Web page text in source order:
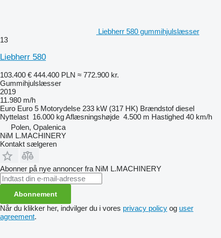
Liebherr 580 gummihjulslæsser
13
Liebherr 580
103.400 € 444.400 PLN ≈ 772.900 kr.
Gummihjulslæsser
2019
11.980 m/h
Euro Euro 5 Motorydelse 233 kW (317 HK) Brændstof diesel
Nyttelast 16.000 kgAflæsningshøjde 4.500 m Hastighed 40 km/h
Polen, Opalenica
NiM L.MACHINERY
Kontakt sælgeren
Abonner på nye annoncer fra NiM L.MACHINERY
Abonnement
Når du klikker her, indvilger du i vores privacy policy og user
agreement.